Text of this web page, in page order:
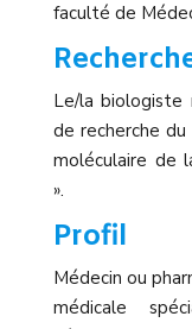
faculté de
Le/la biologiste
de recherche du
moléculaire de
».
Profil
Médecin ou
médicale